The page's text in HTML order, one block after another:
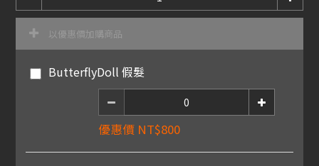
以優惠價加購商品
ButterflyDoll 假髮
優惠價 NT$800